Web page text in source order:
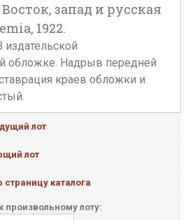
запад и русская
1922.
издательской
обложке. Надрыв передней
краев обложки и
лот
лот
каталога
лоту: